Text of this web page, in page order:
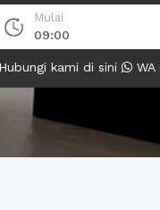
Mulai
09:00
kami di sini WA